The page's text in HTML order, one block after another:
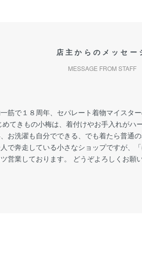
店主からのメッセー
MESSAGE FROM STAFF
筋で１８周年、セパレート着物マイスタ
めてきもの小梅は、着付けやお手入れが
お洗濯も自分でできる、でも着たら普通
で奔走している小さなショップですが、
営業しております。 どうぞよろしくお願い